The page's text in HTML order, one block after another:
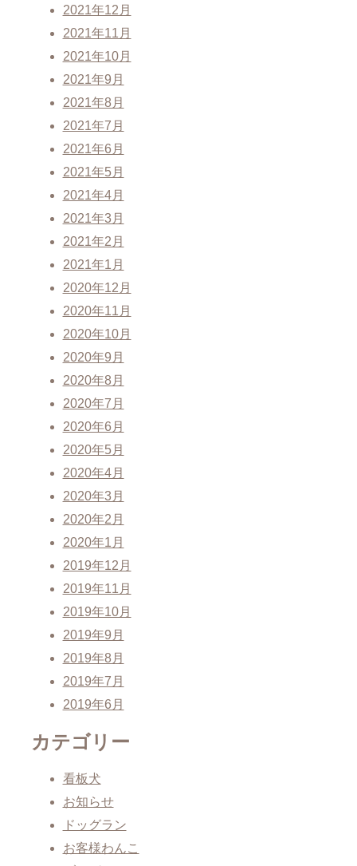
2021年12月
2021年11月
2021年10月
2021年9月
2021年8月
2021年7月
2021年6月
2021年5月
2021年4月
2021年3月
2021年2月
2021年1月
2020年12月
2020年11月
2020年10月
2020年9月
2020年8月
2020年7月
2020年6月
2020年5月
2020年4月
2020年3月
2020年2月
2020年1月
2019年12月
2019年11月
2019年10月
2019年9月
2019年8月
2019年7月
2019年6月
カテゴリー
看板犬
お知らせ
ドッグラン
お客様わんこ